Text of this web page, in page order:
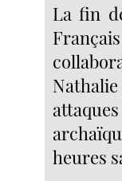
La fin
heures